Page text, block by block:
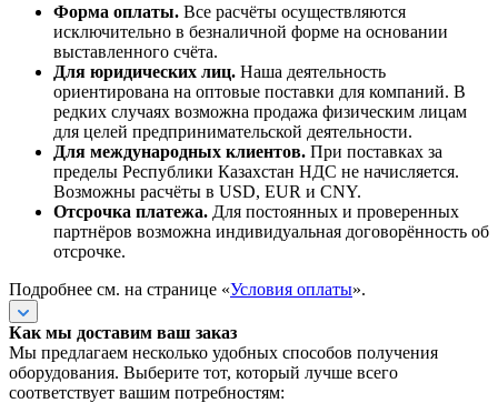
Форма оплаты. Все расчёты осуществляются
исключительно в безналичной форме на основании
выставленного счёта.
Для юридических лиц. Наша деятельность
ориентирована на оптовые поставки для компаний. В
редких случаях возможна продажа физическим лицам
для целей предпринимательской деятельности.
Для международных клиентов. При поставках за
пределы Республики Казахстан НДС не начисляется.
Возможны расчёты в USD, EUR и CNY.
Отсрочка платежа. Для постоянных и проверенных
партнёров возможна индивидуальная договорённость об
отсрочке.
Подробнее см. на странице «Условия оплаты».
Как мы доставим ваш заказ
Мы предлагаем несколько удобных способов получения
оборудования. Выберите тот, который лучше всего
соответствует вашим потребностям: